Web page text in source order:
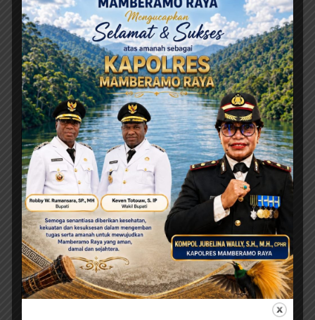
Ini adalah contoh judul deskripsi yang bisa anda isi
dan sesuaikan pada widget
Agustus 8, 2026
Enam Tahun Sertifikat Tak Kunjung Diserahkan,
Kuasa Hukum Satriyani Siap Laporkan Dugaan
Mafia Tanah ke Polda Papua
Agustus 8, 2026
Jangan Asal Simpulkan! Tunggu
Hasil Lab Dugaan Keracunan MBG